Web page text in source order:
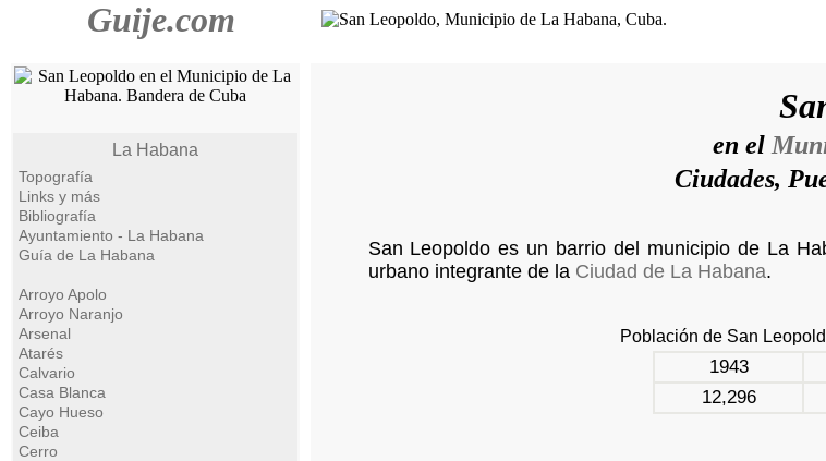
Guije.com
La Habana
Topografía
Links y más
Bibliografía
Ayuntamiento - La Habana
Guía de La Habana
Arroyo Apolo
Arroyo Naranjo
Arsenal
Atarés
Calvario
Casa Blanca
Cayo Hueso
Ceiba
Cerro
en el
Ciudades,
San Leopoldo es un barrio del municipio de La
urbano integrante de la Ciudad de La Habana.
Población de San
1943
12,296